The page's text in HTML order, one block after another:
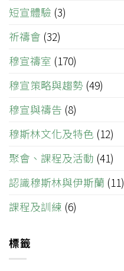
短宣體驗 (3)
祈禱會 (32)
穆宣禱室 (170)
穆宣策略與趨勢 (49)
穆宣與禱告 (8)
穆斯林文化及特色 (12)
聚會、課程及活動 (41)
認識穆斯林與伊斯蘭 (11)
課程及訓練 (6)
標籤